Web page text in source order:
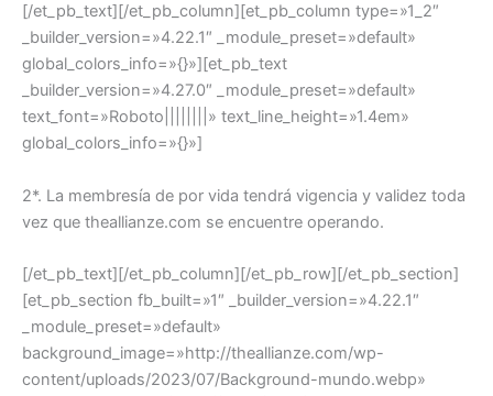
[/et_pb_text][/et_pb_column][et_pb_column type=»1_2″
_builder_version=»4.22.1″ _module_preset=»default»
global_colors_info=»{}»][et_pb_text
_builder_version=»4.27.0″ _module_preset=»default»
text_font=»Roboto||||||||» text_line_height=»1.4em»
global_colors_info=»{}»]
2*. La membresía de por vida tendrá vigencia y validez toda
vez que theallianze.com se encuentre operando.
[/et_pb_text][/et_pb_column][/et_pb_row][/et_pb_section]
[et_pb_section fb_built=»1″ _builder_version=»4.22.1″
_module_preset=»default»
background_image=»http://theallianze.com/wp-
content/uploads/2023/07/Background-mundo.webp»